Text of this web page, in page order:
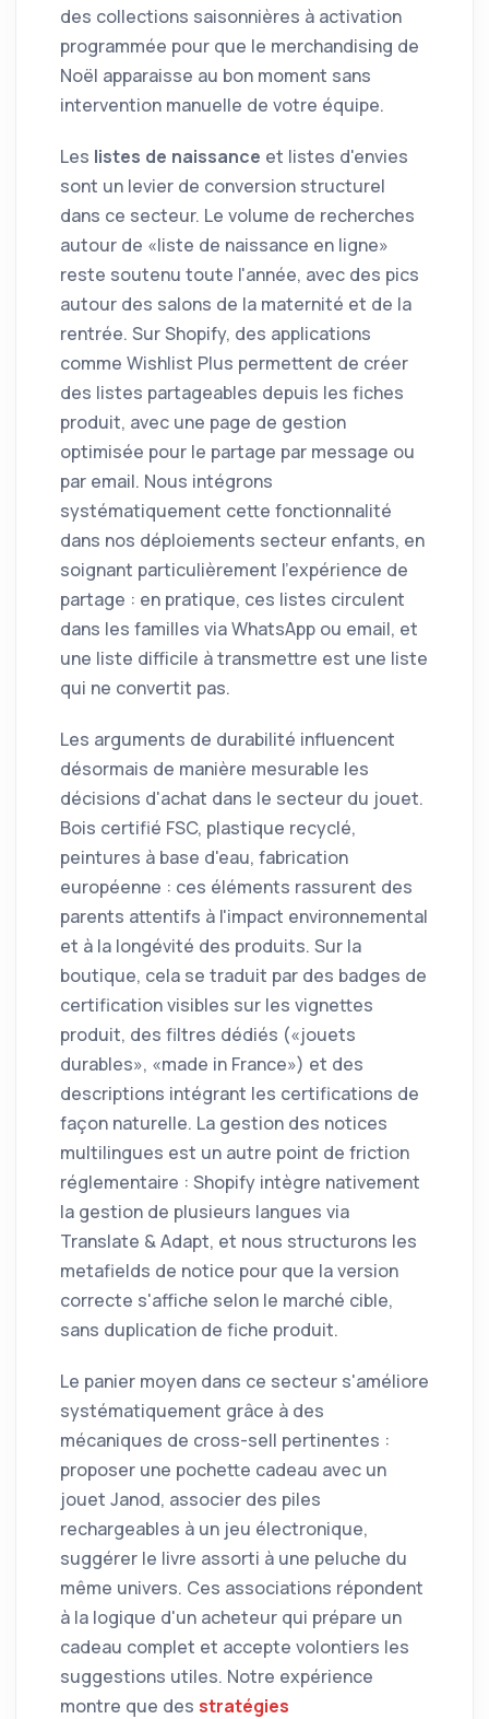
des collections saisonnières à activation
programmée pour que le merchandising de
Noël apparaisse au bon moment sans
intervention manuelle de votre équipe.
Les listes de naissance et listes d'envies
sont un levier de conversion structurel
dans ce secteur. Le volume de recherches
autour de «liste de naissance en ligne»
reste soutenu toute l'année, avec des pics
autour des salons de la maternité et de la
rentrée. Sur Shopify, des applications
comme Wishlist Plus permettent de créer
des listes partageables depuis les fiches
produit, avec une page de gestion
optimisée pour le partage par message ou
par email. Nous intégrons
systématiquement cette fonctionnalité
dans nos déploiements secteur enfants, en
soignant particulièrement l'expérience de
partage : en pratique, ces listes circulent
dans les familles via WhatsApp ou email, et
une liste difficile à transmettre est une liste
qui ne convertit pas.
Les arguments de durabilité influencent
désormais de manière mesurable les
décisions d'achat dans le secteur du jouet.
Bois certifié FSC, plastique recyclé,
peintures à base d'eau, fabrication
européenne : ces éléments rassurent des
parents attentifs à l'impact environnemental
et à la longévité des produits. Sur la
boutique, cela se traduit par des badges de
certification visibles sur les vignettes
produit, des filtres dédiés («jouets
durables», «made in France») et des
descriptions intégrant les certifications de
façon naturelle. La gestion des notices
multilingues est un autre point de friction
réglementaire : Shopify intègre nativement
la gestion de plusieurs langues via
Translate & Adapt, et nous structurons les
metafields de notice pour que la version
correcte s'affiche selon le marché cible,
sans duplication de fiche produit.
Le panier moyen dans ce secteur s'améliore
systématiquement grâce à des
mécaniques de cross-sell pertinentes :
proposer une pochette cadeau avec un
jouet Janod, associer des piles
rechargeables à un jeu électronique,
suggérer le livre assorti à une peluche du
même univers. Ces associations répondent
à la logique d'un acheteur qui prépare un
cadeau complet et accepte volontiers les
suggestions utiles. Notre expérience
montre que des stratégies